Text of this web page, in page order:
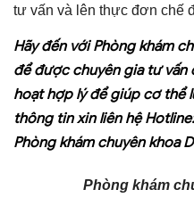
tư vấn và lên thực đơn chế
Hãy đến vớiPhòng khám
để được chuyên gia tư vấn
hoạt hợp lý để giúp cơ thể
thông tin xin liên hệ
Phòng khám chuyên khoa
Phòng khám